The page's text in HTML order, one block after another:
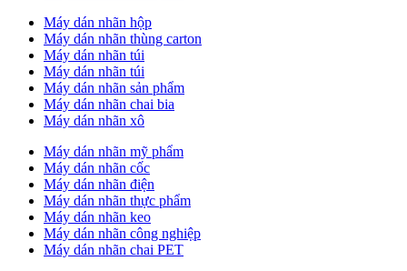
Máy dán nhãn hộp
Máy dán nhãn thùng carton
Máy dán nhãn túi
Máy dán nhãn túi
Máy dán nhãn sản phẩm
Máy dán nhãn chai bia
Máy dán nhãn xô
Máy dán nhãn mỹ phẩm
Máy dán nhãn cốc
Máy dán nhãn điện
Máy dán nhãn thực phẩm
Máy dán nhãn keo
Máy dán nhãn công nghiệp
Máy dán nhãn chai PET